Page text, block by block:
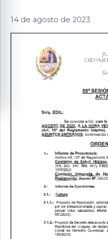
14 de agosto de 2023